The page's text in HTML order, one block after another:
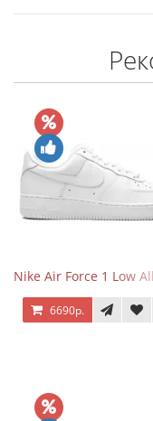
Nike Air Force 1 Low All
6690р.